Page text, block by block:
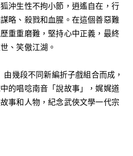
沖生性不拘小節，逍遙自在，行
略、殺戮和血腥。在這個善惡難
重重磨難，堅持心中正義，最終
、笑傲江湖。
由幾段不同新編折子戲組合而成，
的唱唸南音「說故事」，娓娓道
事和人物，紀念武俠文學一代宗